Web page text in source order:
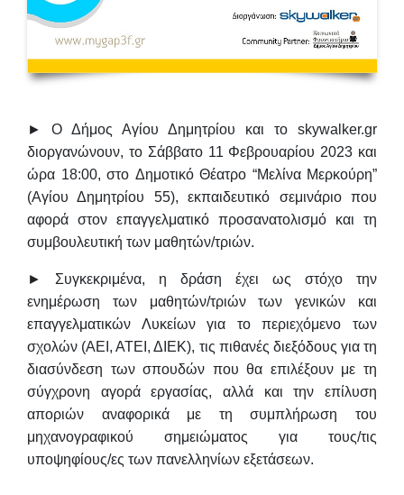
► Ο Δήμος Αγίου Δημητρίου και το skywalker.gr
διοργανώνουν, τοΣάββατο 11 Φεβρουαρίου 2023 και
ώρα 18:00, στο Δημοτικό Θέατρο “Μελίνα Μερκούρη”
(Αγίου Δημητρίου 55), εκπαιδευτικό σεμινάριο που
αφορά στον επαγγελματικό προσανατολισμό και τη
συμβουλευτική των μαθητών/τριών.
► Συγκεκριμένα, η δράση έχει ως στόχο την
ενημέρωση των μαθητών/τριών των γενικών και
επαγγελματικών Λυκείων για το περιεχόμενο των
σχολών (ΑΕΙ, ΑΤΕΙ, ΔΙΕΚ), τις πιθανές διεξόδους για τη
διασύνδεση των σπουδών που θα επιλέξουν με τη
σύγχρονη αγορά εργασίας, αλλά και την επίλυση
αποριών αναφορικά με τη συμπλήρωση του
μηχανογραφικού σημειώματος για τους/τις
υποψηφίους/ες των πανελληνίων εξετάσεων.